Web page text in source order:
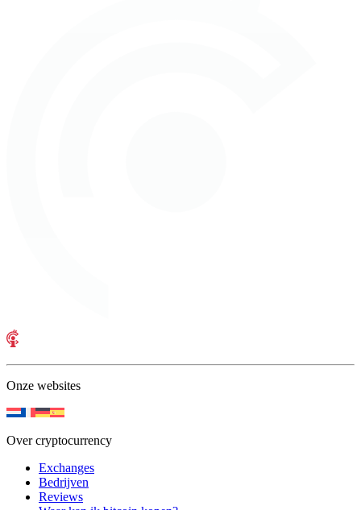
Onze websites
Over cryptocurrency
Exchanges
Bedrijven
Reviews